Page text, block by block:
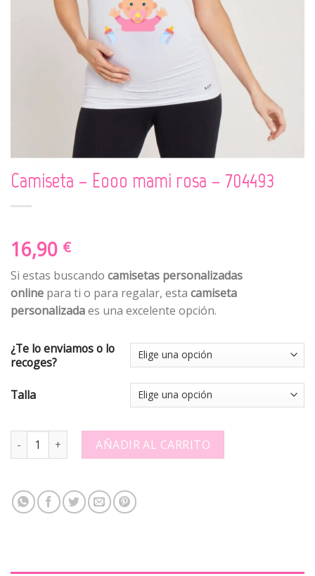
Camiseta – Eooo mami rosa – 704493
16,90 €
Si estas buscando camisetas personalizadas
online para ti o para regalar, esta camiseta
personalizadaes una excelente opción.
¿Te lo enviamos o lo
recoges?
Talla
Camiseta - Eooo mami rosa - 704493 quantity
AÑADIR AL CARRITO